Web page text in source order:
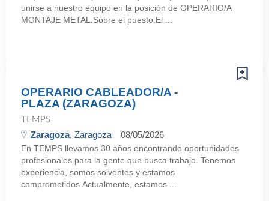
unirse a nuestro equipo en la posición de OPERARIO/A
MONTAJE METAL.Sobre el puesto:El ...
OPERARIO CABLEADOR/A -
PLAZA (ZARAGOZA)
TEMPS
Zaragoza, Zaragoza 08/05/2026
En TEMPS llevamos 30 años encontrando oportunidades
profesionales para la gente que busca trabajo. Tenemos
experiencia, somos solventes y estamos
comprometidos.Actualmente, estamos ...